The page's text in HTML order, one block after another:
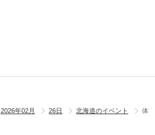
2026年02月 26日 北海道のイベント
体